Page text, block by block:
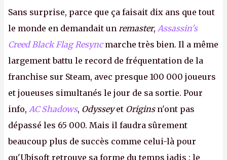
Sans surprise, parce que ça faisait dix ans que tout
le monde en demandait un remaster, Assassin's
Creed Black Flag Resyncmarche très bien. Il a même
largement battu le record de fréquentation de la
franchise sur Steam, avec presque 100 000 joueurs
et joueuses simultanés le jour de sa sortie. Pour
info, AC Shadows, Odysseyet Originsn'ont pas
dépassé les 65 000. Mais il faudra sûrement
beaucoup plus de succès comme celui-là pour
qu'Ubisoft retrouve sa forme du temps jadis : le